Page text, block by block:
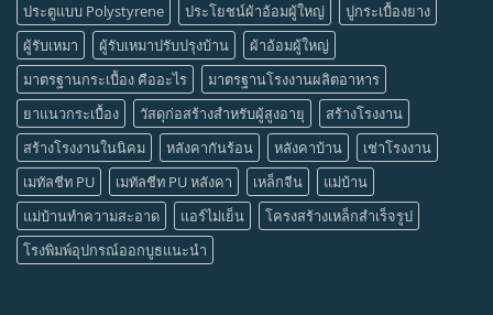
ประตูแบบ Polystyrene
ประโยชน์ผ้าอ้อมผู้ใหญ่
ปูกระเบื้องยาง
ผู้รับเหมา
ผู้รับเหมาปรับปรุงบ้าน
ผ้าอ้อมผู้ใหญ่
มาตรฐานกระเบื้อง คืออะไร
มาตรฐานโรงงานผลิตอาหาร
ยาแนวกระเบื้อง
วัสดุก่อสร้างสำหรับผู้สูงอายุ
สร้างโรงงาน
สร้างโรงงานในนิคม
หลังคากันร้อน หลังคาบ้าน
เช่าโรงงาน
เมทัลชีท PU
เมทัลชีท PU หลังคา เหล็กจีน
แม่บ้าน
แม่บ้านทำความสะอาด
แอร์ไม่เย็น
โครงสร้างเหล็กสำเร็จรูป
โรงพิมพ์อุปกรณ์ออกบูธแนะนำ